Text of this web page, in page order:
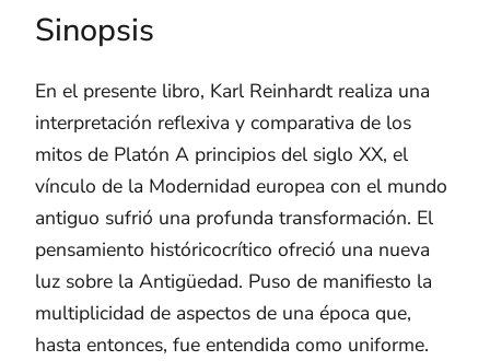
Sinopsis
En el presente libro, Karl Reinhardt realiza una
interpretación reflexiva y comparativa de los
mitos de Platón A principios del siglo XX, el
vínculo de la Modernidad europea con el mundo
antiguo sufrió una profunda transformación. El
pensamiento históricocrítico ofreció una nueva
luz sobre la Antigüedad. Puso de manifiesto la
multiplicidad de aspectos de una época que,
hasta entonces, fue entendida como uniforme.